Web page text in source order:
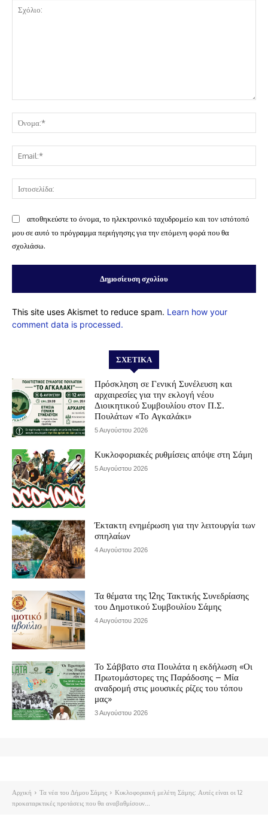
αποθηκεύστε το όνομα, το ηλεκτρονικό ταχυδρομείο και τον ιστότοπό
μου σε αυτό το πρόγραμμα περιήγησης για την επόμενη φορά που θα
σχολιάσω.
This site uses Akismet to reduce spam. Learn how your
comment data is processed.
ΣΧΕΤΙΚΆ
Πρόσκληση σε Γενική Συνέλευση και
αρχαιρεσίες για την εκλογή νέου
Διοικητικού Συμβουλίου στον Π.Σ.
Πουλάτων «Το Αγκαλάκι»
5 Αυγούστου 2026
Κυκλοφοριακές ρυθμίσεις απόψε στη Σάμη
5 Αυγούστου 2026
Έκτακτη ενημέρωση για την λειτουργία των
σπηλαίων
4 Αυγούστου 2026
Τα θέματα της 12ης Τακτικής Συνεδρίασης
του Δημοτικού Συμβουλίου Σάμης
4 Αυγούστου 2026
Το Σάββατο στα Πουλάτα η εκδήλωση «Οι
Πρωτομάστορες της Παράδοσης – Μία
αναδρομή στις μουσικές ρίζες του τόπου
μας»
3 Αυγούστου 2026